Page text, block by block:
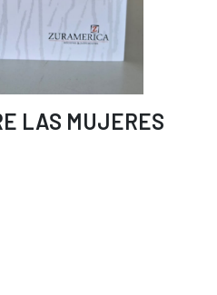
LAS MUJERES